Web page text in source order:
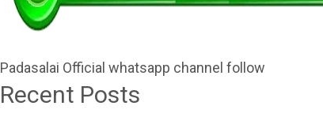
Padasalai Official whatsapp channel follow
Recent Posts